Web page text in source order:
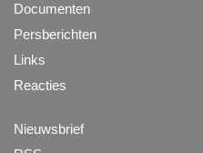
Documenten
Persberichten
Links
Reacties
Nieuwsbrief